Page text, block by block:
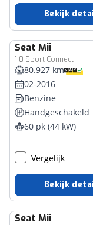
Bekijk
Seat Mii
1.0 Sport Connect
80.927 km
02-2016
Benzine
Handgeschakeld
60 pk (44 kW)
Vergelijk
Bekijk
Seat Mii